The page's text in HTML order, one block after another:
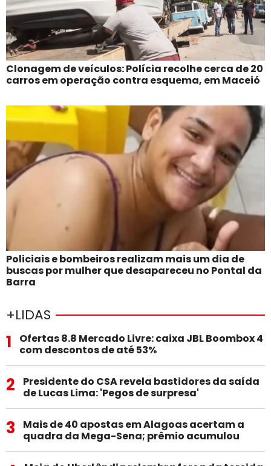
Clonagem de veículos: Polícia recolhe cerca de 20
carros em operação contra esquema, em Maceió
Policiais e bombeiros realizam mais um dia de
buscas por mulher que desapareceu no Pontal da
Barra
+LIDAS
1
Ofertas 8.8 Mercado Livre: caixa JBL Boombox 4
com descontos de até 53%
2
Presidente do CSA revela bastidores da saída
de Lucas Lima: 'Pegos de surpresa'
3
Mais de 40 apostas em Alagoas acertam a
quadra da Mega-Sena; prêmio acumulou